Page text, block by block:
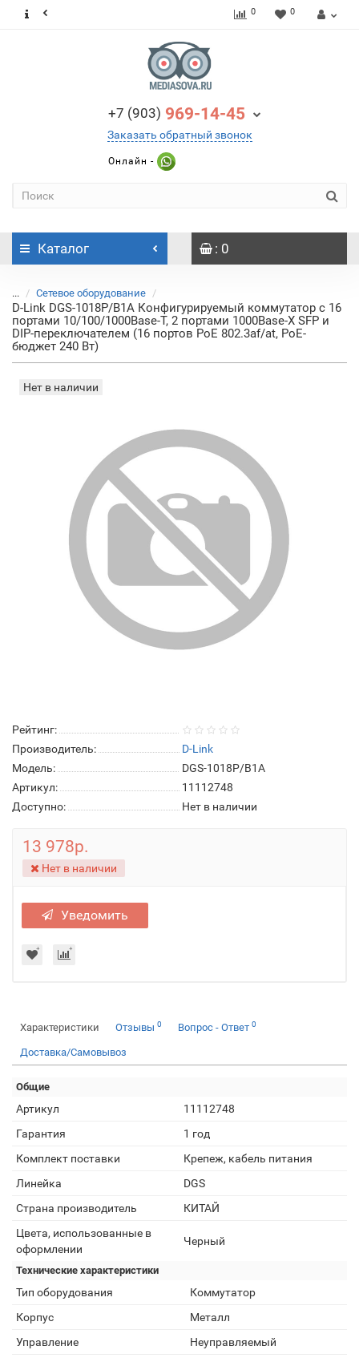
0 0
+7 (903) 969-14-45
Заказать обратный звонок
Онлайн -
Каталог : 0
... Сетевое оборудование
D-Link DGS-1018P/B1A Конфигурируемый коммутатор с 16
портами 10/100/1000Base-T, 2 портами 1000Base-X SFP и
DIP-переключателем (16 портов PoE 802.3af/at, PoE-
бюджет 240 Вт)
Нет в наличии
Рейтинг:
Производитель:
D-Link
Модель:
DGS-1018P/B1A
Артикул:
11112748
Доступно:
Нет в наличии
13 978р.
Нет в наличии
Уведомить
Характеристики Отзывы 0 Вопрос - Ответ 0
Доставка/Самовывоз
Общие
Артикул
11112748
Гарантия
1 год
Комплект поставки
Крепеж, кабель питания
Линейка
DGS
Страна производитель
КИТАЙ
Цвета, использованные в
оформлении
Черный
Технические характеристики
Тип оборудования
Коммутатор
Корпус
Металл
Управление
Неуправляемый